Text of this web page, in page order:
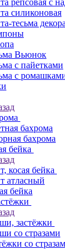
репсовая с
силиконовая
тесьма
Вьюнок
с пайетками
с
бахрома
бахрома
бейка
косая бейка
атласный
бейка
застёжки
со стразами
со